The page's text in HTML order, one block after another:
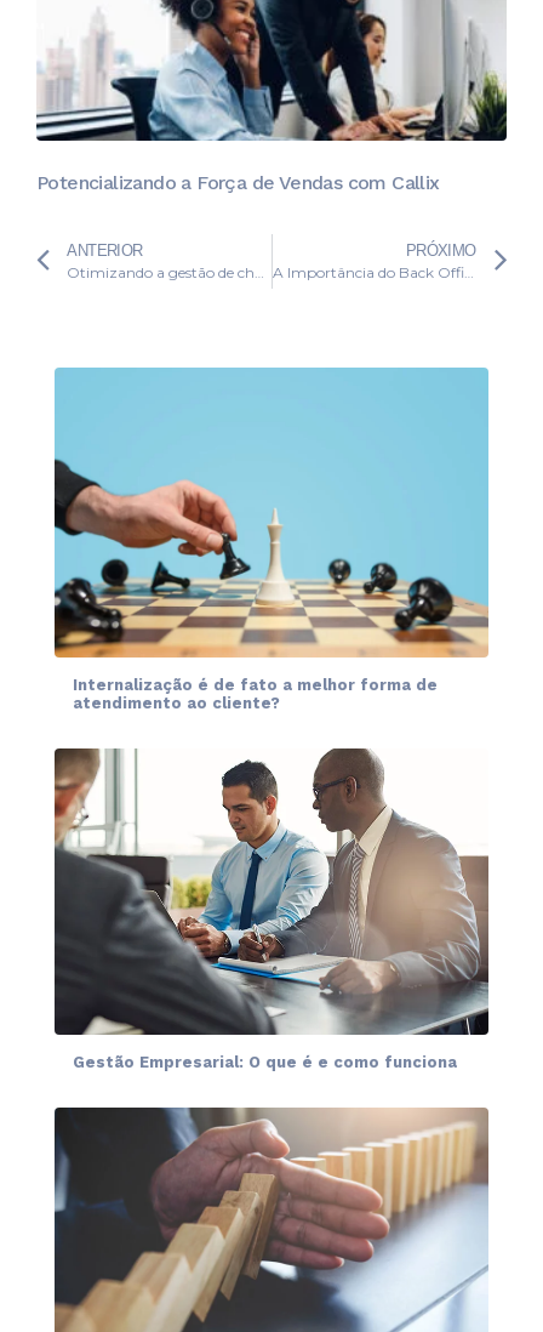
Potencializando a Força de Vendas com Callix
ANTERIOR
Otimizando a gestão de chamadas no Call Center
PRÓXIMO
A Importância do Back Office em Centrais de Teleatendimento
Internalização é de fato a melhor forma de
atendimento ao cliente?
Gestão Empresarial: O que é e como funciona